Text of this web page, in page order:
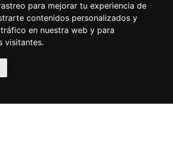
para mejorar tu experiencia de
contenidos personalizados y
en nuestra web y para
visitantes.
SL. Todos los derechos reservados.